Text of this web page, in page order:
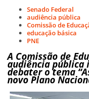
Senado Federal
audiência pública
Comissão de
educação básica
PNE
A Comissão de
audiência pública
debater o tema
novo Plano